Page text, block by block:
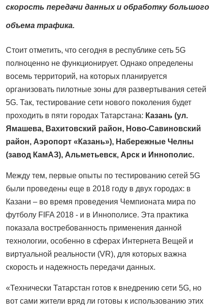
скорость передачи данных и обработку большого
объема трафика.
Стоит отметить, что сегодня в республике сеть 5G
полноценно не функционирует. Однако определены
восемь территорий, на которых планируется
организовать пилотные зоны для развертывания сетей
5G. Так, тестирование сети нового поколения будет
проходить в пяти городах Татарстана: Казань (ул.
Ямашева, Вахитовский район, Ново-Савиновский
район, Аэропорт «Казань»), Набережные Челны
(завод КамАЗ), Альметьевск, Арск и Иннополис.
Между тем, первые опыты по тестированию сетей 5G
были проведены еще в 2018 году в двух городах: в
Казани – во время проведения Чемпионата мира по
футболу FIFA 2018 - и в Иннополисе. Эта практика
показала востребованность применения данной
технологии, особенно в сферах Интернета Вещей и
виртуальной реальности (VR), для которых важна
скорость и надежность передачи данных.
«Технически Татарстан готов к внедрению сети 5G, но
вот сами жители вряд ли готовы к использованию этих